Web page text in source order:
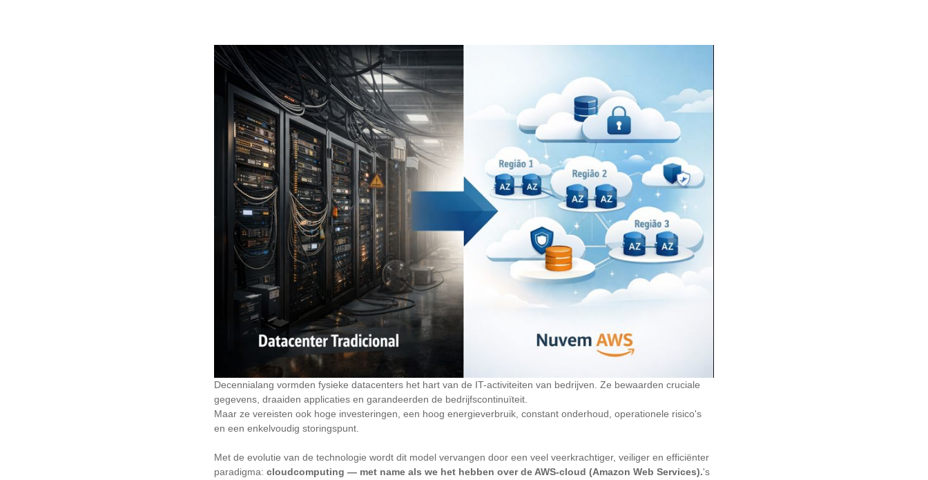
Decennialang vormden fysieke datacenters het hart van de IT-activiteiten van bedrijven. Ze bewaarden cruciale
gegevens, draaiden applicaties en garandeerden de bedrijfscontinuïteit.
Maar ze vereisten ook hoge investeringen, een hoog energieverbruik, constant onderhoud, operationele risico's
en een enkelvoudig storingspunt.
Met de evolutie van de technologie wordt dit model vervangen door een veel veerkrachtiger, veiliger en efficiënter
paradigma: cloudcomputing — met name als we het hebben over de AWS-cloud (Amazon Web Services).'s